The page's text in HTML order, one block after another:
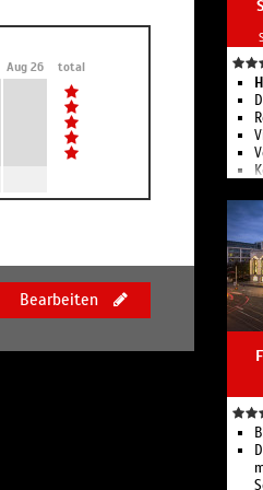
Aug 26 total
Bearbeiten